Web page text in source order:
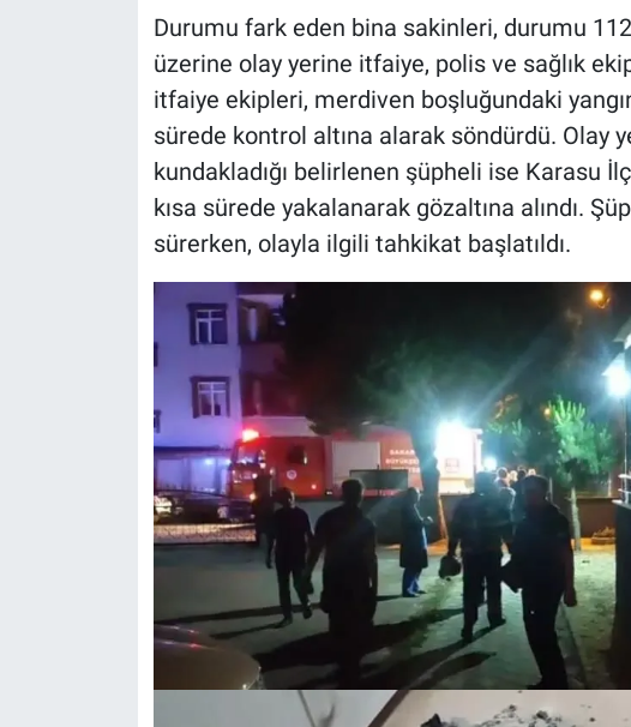
Durumu fark eden bina sakinleri, durumu
üzerine olay yerine itfaiye, polis ve sağlık
itfaiye ekipleri, merdiven boşluğundaki
sürede kontrol altına alarak söndürdü. Olay
kundakladığı belirlenen şüpheli ise Karasu
kısa sürede yakalanarak gözaltına alındı.
sürerken, olayla ilgili tahkikat başlatıldı.